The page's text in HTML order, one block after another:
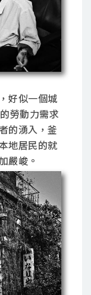
好似一個城
勞動力需求
的湧入，釜
地居民的就
嚴峻。